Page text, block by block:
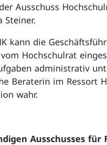
Ausschuss
Steiner.
kann die
Hochschulrat
administrativ
Beraterin im Ressort
wahr.
Ausschusses für